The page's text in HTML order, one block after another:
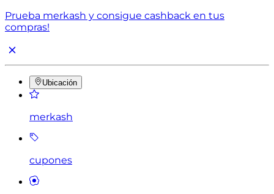
Prueba merkash y consigue cashback en tus
compras!
Ubicación
merkash
cupones